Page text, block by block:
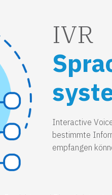
IVR
Interactive
bestimmte
empfangen